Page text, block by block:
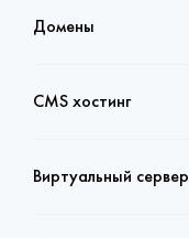
Домены
CMS хостинг
Виртуальный сервер